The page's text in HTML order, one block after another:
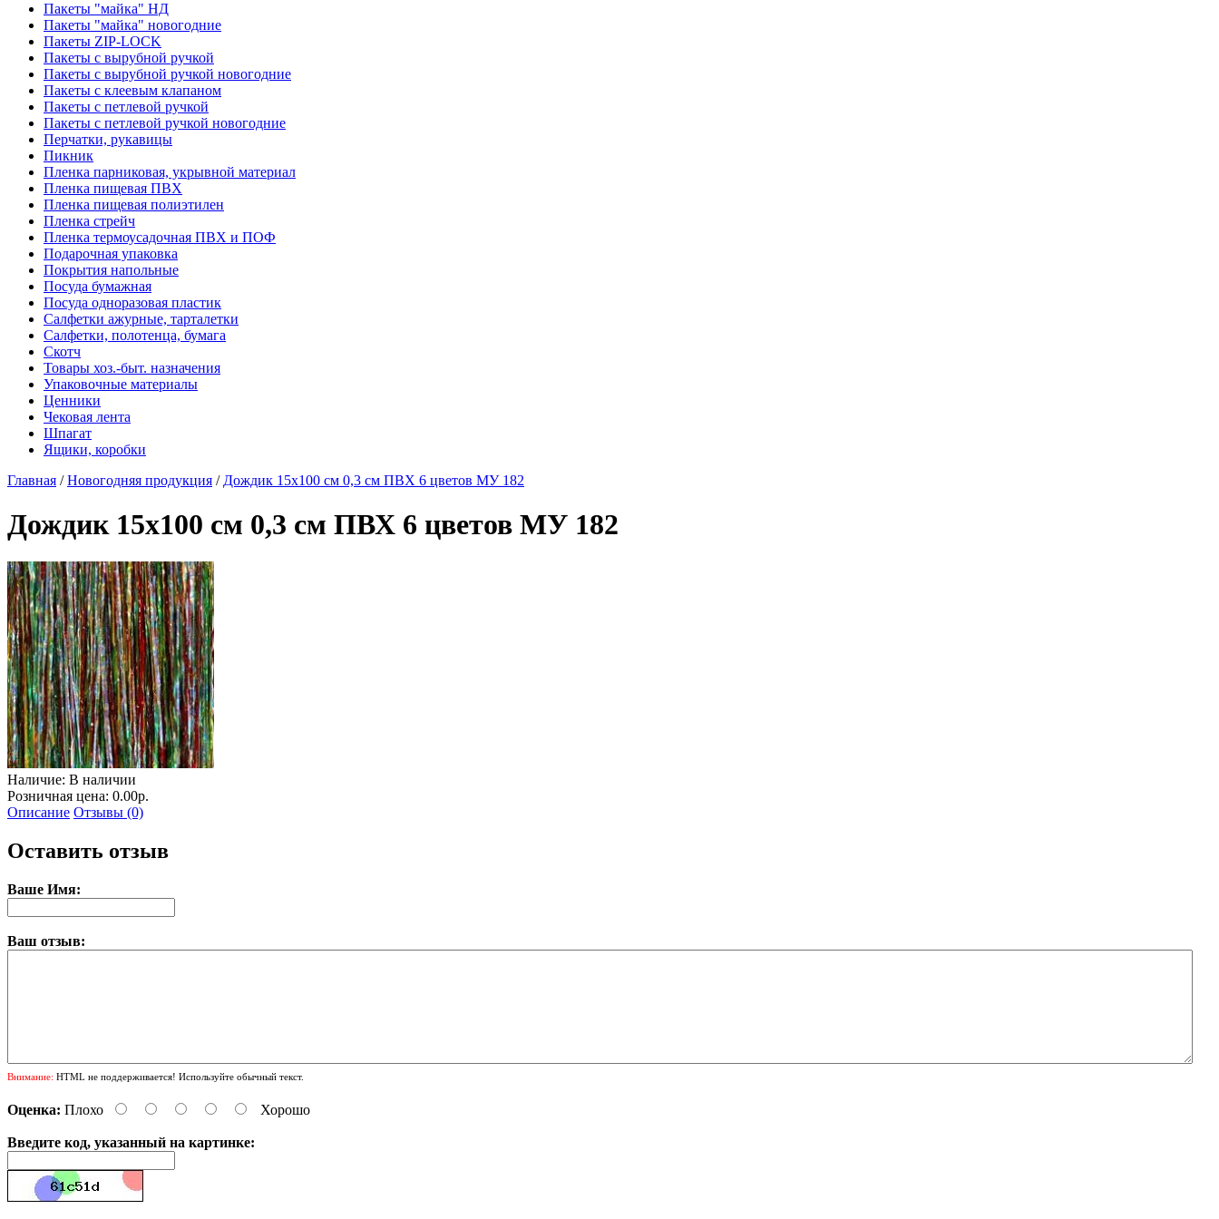
Пакеты "майка" НД
Пакеты "майка" новогодние
Пакеты ZIP-LOCK
Пакеты с вырубной ручкой
Пакеты с вырубной ручкой новогодние
Пакеты с клеевым клапаном
Пакеты с петлевой ручкой
Пакеты с петлевой ручкой новогодние
Перчатки, рукавицы
Пикник
Пленка парниковая, укрывной материал
Пленка пищевая ПВХ
Пленка пищевая полиэтилен
Пленка стрейч
Пленка термоусадочная ПВХ и ПОФ
Подарочная упаковка
Покрытия напольные
Посуда бумажная
Посуда одноразовая пластик
Салфетки ажурные, тарталетки
Салфетки, полотенца, бумага
Скотч
Товары хоз.-быт. назначения
Упаковочные материалы
Ценники
Чековая лента
Шпагат
Ящики, коробки
Главная /Новогодняя продукция / Дождик 15х100 см 0,3 см ПВХ 6 цветов МУ 182
Дождик 15х100 см 0,3 см ПВХ 6 цветов МУ 182
Наличие: В наличии
Розничная цена: 0.00р.
Описание Отзывы (0)
Оставить отзыв
Ваше Имя:
Ваш отзыв:
Внимание: HTML не поддерживается! Используйте обычный текст.
Оценка: Плохо Хорошо
Введите код, указанный на картинке: